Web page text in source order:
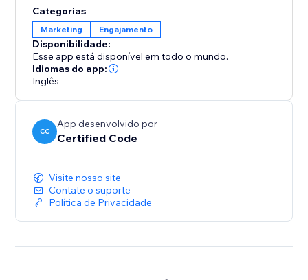
Categorias
Marketing Engajamento
Disponibilidade:
Esse app está disponível em todo o mundo.
Idiomas do app:
Inglês
CC
App desenvolvido por
Certified Code
Visite nosso site
Contate o suporte
Política de Privacidade